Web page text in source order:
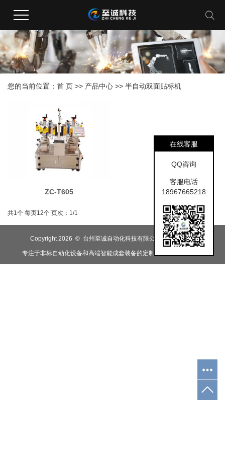
您的当前位置： 首 页 >> 产品中心 >> 半自动双面贴标机
ZC-T605
共1个 每页12个 页次：1/1
Copyright 2026 © 台州至诚自动化科技有限公司浙-888888
专注于非标自动化设备和高端智能成套装备的定制研发，生产及销售
在线客服
QQ咨询
客服电话
18967665218